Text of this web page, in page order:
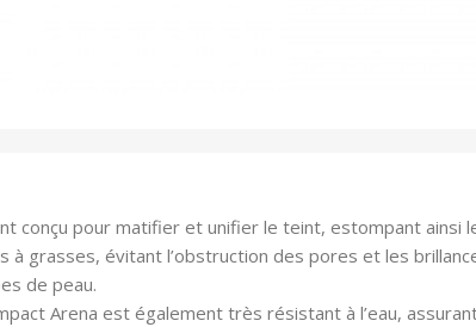
conçu pour matifier et unifier le teint, estompant ainsi
à grasses, évitant l’obstruction des pores et les
de peau.
Arena est également très résistant à l’eau,